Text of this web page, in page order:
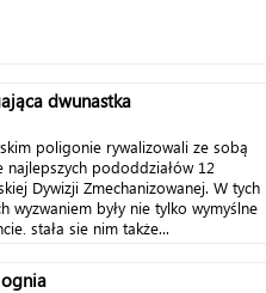
dwunastka
poligonie rywalizowali ze sobą
najlepszych pododdziałów 12
Dywizji Zmechanizowanej. W tych
wyzwaniem były nie tylko wymyślne
stała się nim także...